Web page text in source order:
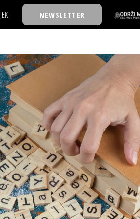
TALKS
ISPOD 30
TO OFFICE/SCHOOL
BIZNIS LIGA
WEEK
GODINE
NEWSLETTER
ISPOD 30
TO OFFICE/SCHOOL
BIZNIS LIGA
WEEK
IZJAVA GODINE